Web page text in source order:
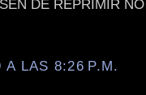
DE REPRIMIR
LAS 8:26 P.M.